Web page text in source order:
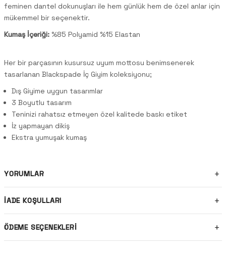
feminen dantel dokunuşları ile hem günlük hem de özel anlar için
mükemmel bir seçenektir.
Kumaş İçeriği: %85 Polyamid %15 Elastan
Her bir parçasının kusursuz uyum mottosu benimsenerek
tasarlanan Blackspade İç Giyim koleksiyonu;
Dış Giyime uygun tasarımlar
3 Boyutlu tasarım
Teninizi rahatsız etmeyen özel kalitede baskı etiket
İz yapmayan dikiş
Ekstra yumuşak kumaş
YORUMLAR
İADE KOŞULLARI
ÖDEME SEÇENEKLERI